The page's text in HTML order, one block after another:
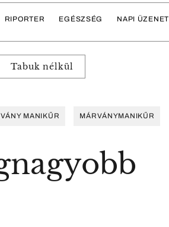
RIPORTER EGÉSZSÉG NAPI ÜZENET
Tabuk nélkül
MANIKŰR MÁRVÁNYMANIKŰR